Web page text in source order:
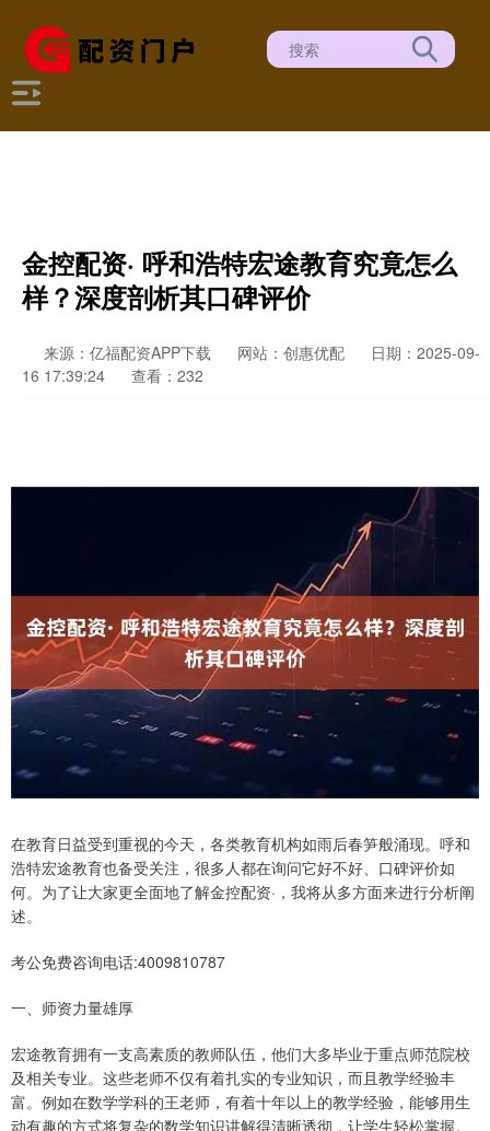
金控配资· 呼和浩特宏途教育究竟怎么
样？深度剖析其口碑评价
来源：亿福配资APP下载 网站：创惠优配
日期：2025-09-
16 17:39:24
查看：232
在教育日益受到重视的今天，各类教育机构如雨后春笋般涌现。呼和
浩特宏途教育也备受关注，很多人都在询问它好不好、口碑评价如
何。为了让大家更全面地了解金控配资·，我将从多方面来进行分析阐
述。
考公免费咨询电话:4009810787
一、师资力量雄厚
宏途教育拥有一支高素质的教师队伍，他们大多毕业于重点师范院校
及相关专业。这些老师不仅有着扎实的专业知识，而且教学经验丰
富。例如在数学学科的王老师，有着十年以上的教学经验，能够用生
动有趣的方式将复杂的数学知识讲解得清晰透彻，让学生轻松掌握。